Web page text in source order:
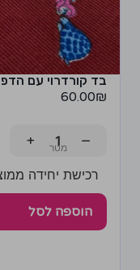
בד קורדרוי עם
60.00₪
−
+
רכישת יחידה ממוצר זה
הוספה לסל